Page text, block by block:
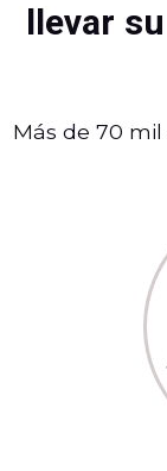
llevar
Más de 70